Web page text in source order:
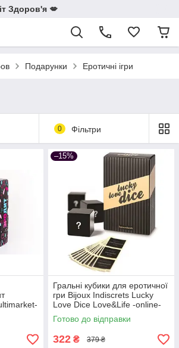
Здоров'я 💋
Подарунки Еротичні ігри
0 Фільтри
–15%
Гральні кубики для еротичної
гри Bijoux Indiscrets Lucky
Love Dice Love&Life -online-
multimarket-
Готово до відправки
322 ₴ 379 ₴